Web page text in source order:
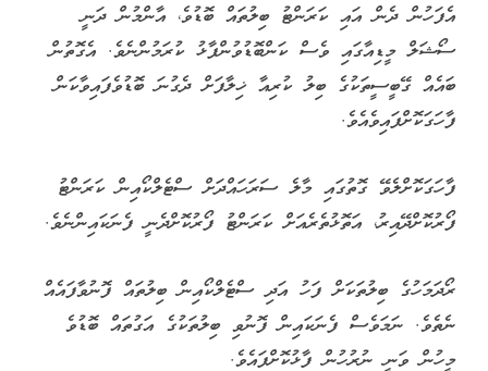
އެފަހުން ދެން އައި ކަރަންޓު ބިލުތައް ބޮޑުވެ، އާންމުން ދަނީ
ސޯޝަލް މީޑިއާގައި ވެސް ކަންބޮޑުވުންފާޅު ކުރަމުންނެވެ. އެގޮތުން
ބައެއް ގޭބީސީތަކުގެ ބިލު ކުރިއާ ޚިލާފަށް ދެގުނަ ބޮޑުވެފައިވާކަން
ފާހަގަކޮށްފައިވެއެވެ.
ފާހަގަކޮށްލެވޭ ގޮތުގައި މާލެ ސަރަހައްދަށް ސްޓެލްކޯއިން ކަރަންޓު
ފޯރުކޮށްދޭއިރު، އަތޮޅުތެރެއަށް ކަރަންޓު ފޯރުކޮށްދެނީ ފެނަކައިންނެވެ.
ރޯދަމަހުގެ ބިލުތަކަށް ފަހު އަދި ސްޓެލްކޯއިން ބިލުތައް ފޮނުވާފައެއް
ނެތެވެ. ނަމަވެސް ފެނަކައިން ފޮނުވި ބިލުތަކުގެ އަގުތައް ބޮޑުވެ
މީހުން ވަނީ ނުރުހުން ފާޅުކޮށްފައެވެ.